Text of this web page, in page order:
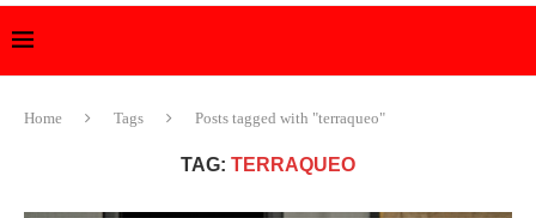
Home Tags Posts tagged with "terraqueo"
TAG: TERRAQUEO